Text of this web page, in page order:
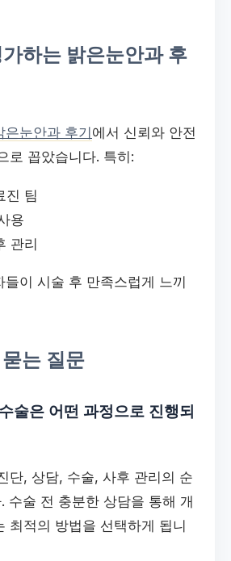
하는 밝은눈안과 후
은눈안과 후기에서 신뢰와 안전
로 꼽았습니다. 특히:
진 팀
용
관리
들이 시술 후 만족스럽게 느끼
는 질문
술은 어떤 과정으로 진행되
단, 상담, 수술, 사후 관리의 순
수술 전 충분한 상담을 통해 개
최적의 방법을 선택하게 됩니